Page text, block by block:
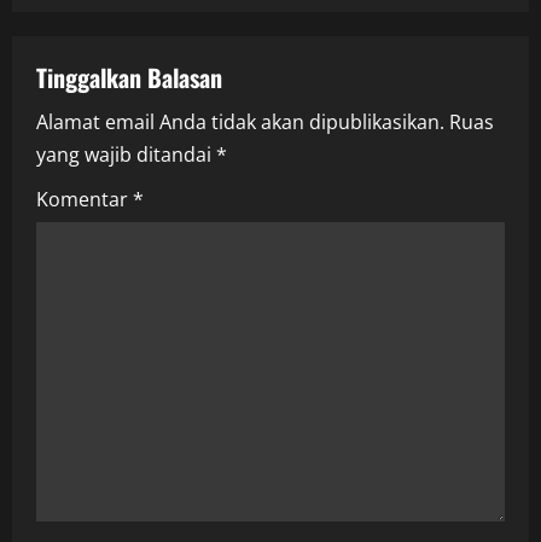
v
i
g
a
Tinggalkan Balasan
Alamat email Anda tidak akan dipublikasikan. Ruas
yang wajib ditandai *
Komentar*